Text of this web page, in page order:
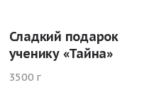
Сладкий подарок
ученику «Тайна»
3500 г